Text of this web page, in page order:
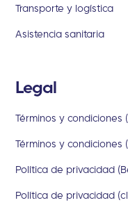
Transporte y logística
Asistencia sanitaria
Legal
Términos y condiciones
Términos y condiciones
Política de privacidad
Política de privacidad